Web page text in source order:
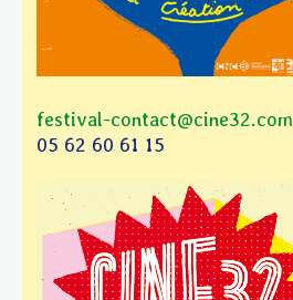
festival-contact@cine32.com
05 62 60 61 15